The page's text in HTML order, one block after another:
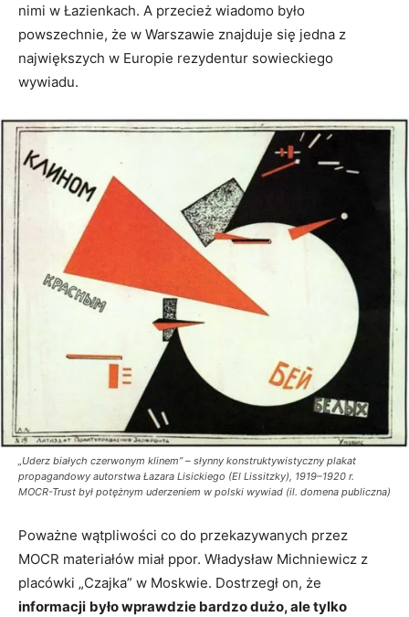
nimi w Łazienkach. A przecież wiadomo było
powszechnie, że w Warszawie znajduje się jedna z
największych w Europie rezydentur sowieckiego
wywiadu.
„Uderz białych czerwonym klinem” – słynny konstruktywistyczny plakat
propagandowy autorstwa Łazara Lisickiego (El Lissitzky), 1919–1920 r.
MOCR-Trust był potężnym uderzeniem w polski wywiad (il. domena publiczna)
Poważne wątpliwości co do przekazywanych przez
MOCR materiałów miał ppor. Władysław Michniewicz z
placówki „Czajka” w Moskwie. Dostrzegł on, że
informacji było wprawdzie bardzo dużo, ale tylko